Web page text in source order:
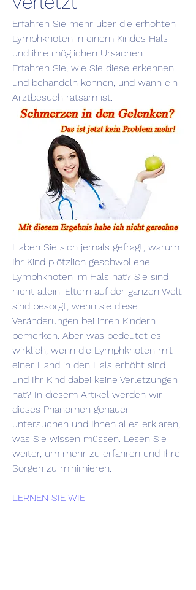
Erfahren Sie mehr über die erhöhten
Lymphknoten in einem Kindes Hals
und ihre möglichen Ursachen.
Erfahren Sie, wie Sie diese erkennen
und behandeln können, und wann ein
Arztbesuch ratsam ist.
Haben Sie sich jemals gefragt, warum
Ihr Kind plötzlich geschwollene
Lymphknoten im Hals hat? Sie sind
nicht allein. Eltern auf der ganzen Welt
sind besorgt, wenn sie diese
Veränderungen bei ihren Kindern
bemerken. Aber was bedeutet es
wirklich, wenn die Lymphknoten mit
einer Hand in den Hals erhöht sind
und Ihr Kind dabei keine Verletzungen
hat? In diesem Artikel werden wir
dieses Phänomen genauer
untersuchen und Ihnen alles erklären,
was Sie wissen müssen. Lesen Sie
weiter, um mehr zu erfahren und Ihre
Sorgen zu minimieren.
LERNEN SIE WIE